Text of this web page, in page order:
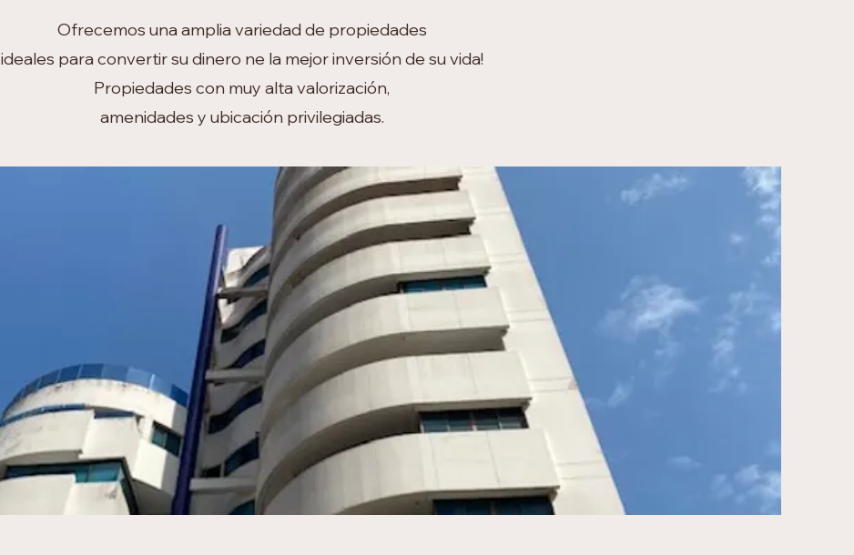
Ofrecemos una amplia variedad de propiedades
ideales para convertir su dinero ne la mejor inversión de su vida!
Propiedades con muy alta valorización,
amenidades y ubicación privilegiadas.